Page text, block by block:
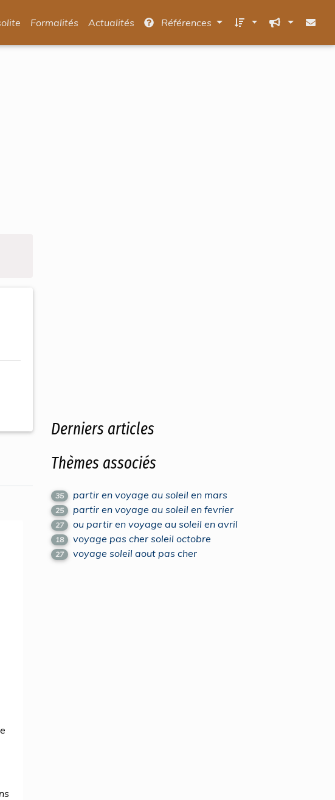
Formalités Actualités Références
Derniers articles
Thèmes associés
35 partir en voyage au soleil en mars
25 partir en voyage au soleil en fevrier
27 ou partir en voyage au soleil en avril
18 voyage pas cher soleil octobre
27 voyage soleil aout pas cher